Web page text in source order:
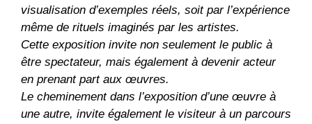
visualisation d’exemples réels, soit par l’expérience
même de rituels imaginés par les artistes.
Cette exposition invite non seulement le public à
être spectateur, mais également à devenir acteur
en prenant part aux œuvres.
Le cheminement dans l’exposition d’une œuvre à
une autre, invite également le visiteur à un parcours